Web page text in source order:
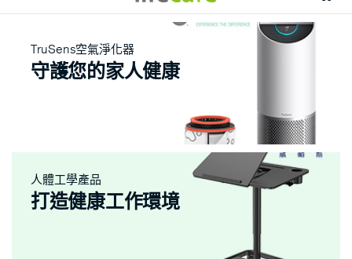
TruSens空氣淨化器
守護您的家人健康
人體工學產品
打造健康工作環境